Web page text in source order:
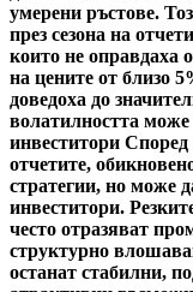
умерени ръстове.
през сезона на
които не оправдаха
на цените от близо
доведоха до
волатилността може
инвеститори Според
отчетите,
стратегии, но може
инвеститори.
често отразяват
структурно
останат стабилни,